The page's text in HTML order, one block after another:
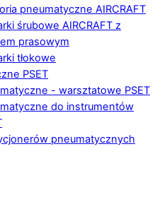
pneumatyczne AIRCRAFT
śrubowe AIRCRAFT z
prasowym
tłokowe
PSET
- warsztatowe PSET
do instrumentów
pneumatycznych